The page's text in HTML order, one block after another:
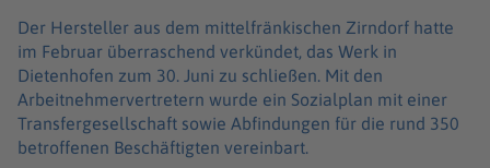
Der Hersteller aus dem mittelfränkischen Zirndorf hatte
im Februar überraschend verkündet, das Werk in
Dietenhofen zum 30. Juni zu schließen. Mit den
Arbeitnehmervertretern wurde ein Sozialplan mit einer
Transfergesellschaft sowie Abfindungen für die rund 350
betroffenen Beschäftigten vereinbart.